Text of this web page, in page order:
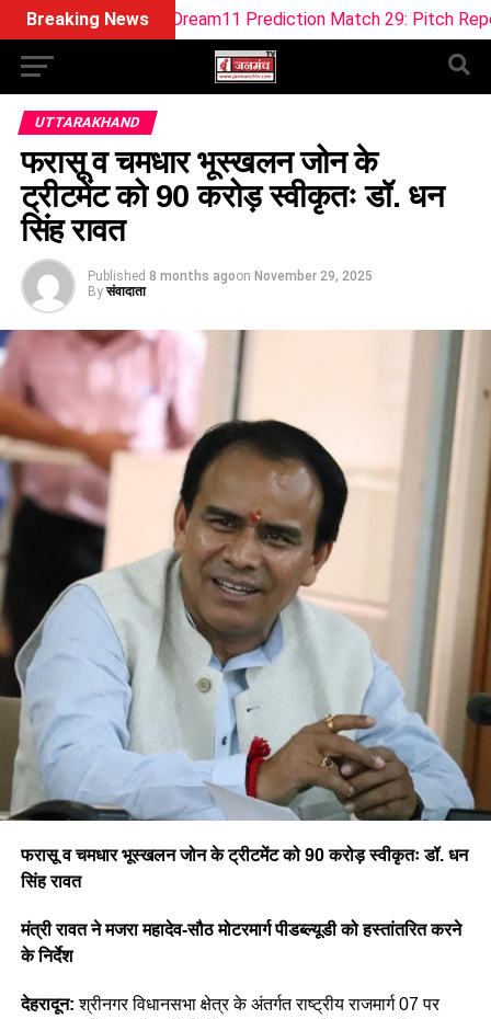
Breaking News
W Dream11 Prediction Match 29: Pitch Report, Playing
UTTARAKHAND
फरासू व चमधार भूस्खलन जोन के
ट्रीटमेंट को 90 करोड़ स्वीकृतः डॉ. धन
सिंह रावत
Published 8 months agoon November 29, 2025
By संवादाता
फरासू व चमधार भूस्खलन जोन के ट्रीटमेंट को 90 करोड़ स्वीकृतः डॉ. धन
सिंह रावत
मंत्री रावत ने मजरा महादेव-सौठ मोटरमार्ग पीडब्ल्यूडी को हस्तांतरित करने
के निर्देश
देहरादून: श्रीनगर विधानसभा क्षेत्र के अंतर्गत राष्ट्रीय राजमार्ग 07 पर